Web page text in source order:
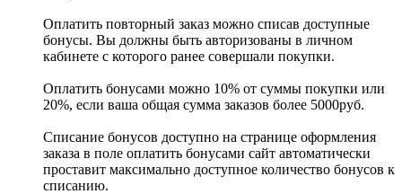
Оплатить повторный заказ можно списав доступные
бонусы. Вы должны быть авторизованы в личном
кабинете с которого ранее совершали покупки.
Оплатить бонусами можно 10% от суммы покупки или
20%, если ваша общая сумма заказов более 5000руб.
Списание бонусов доступно на странице оформления
заказа в поле оплатить бонусами сайт автоматически
проставит максимально доступное количество бонусов к
списанию.